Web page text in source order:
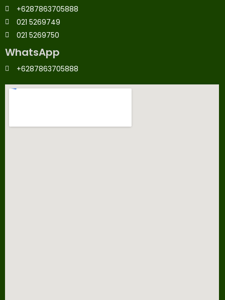
+6287863705888
021 5269749
021 5269750
WhatsApp
+6287863705888